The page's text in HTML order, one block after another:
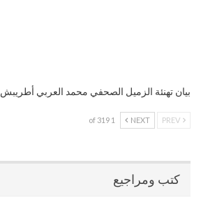
بيان تهنئة الزميل الصحفي محمد العربي أطريبش
NEXT
1 of 319
كتب ومراجيع